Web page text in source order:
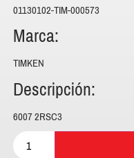
01130102-TIM-000573
Marca:
TIMKEN
Descripción:
6007 2RSC3